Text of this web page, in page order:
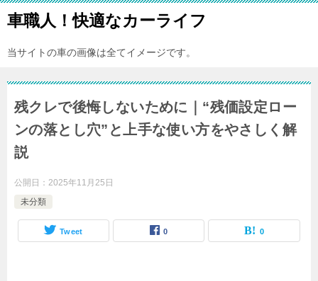
車職人！快適なカーライフ
当サイトの車の画像は全てイメージです。
残クレで後悔しないために｜“残価設定ロー
ンの落とし穴”と上手な使い方をやさしく解
説
公開日： 2025年11月25日
未分類
Tweet 0 0